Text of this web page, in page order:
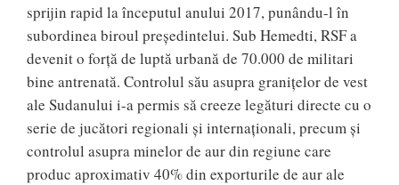
sprijin rapid la începutul anului 2017, punându-l în
subordinea biroul președintelui. Sub Hemedti, RSF a
devenit o forță de luptă urbană de 70.000 de militari
bine antrenată. Controlul său asupra granițelor de vest
ale Sudanului i-a permis să creeze legături directe cu o
serie de jucători regionali și internaționali, precum și
controlul asupra minelor de aur din regiune care
produc aproximativ 40% din exporturile de aur ale